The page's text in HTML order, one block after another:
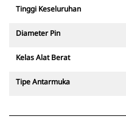
Tinggi Keseluruhan
Diameter Pin
Kelas Alat Berat
Tipe Antarmuka